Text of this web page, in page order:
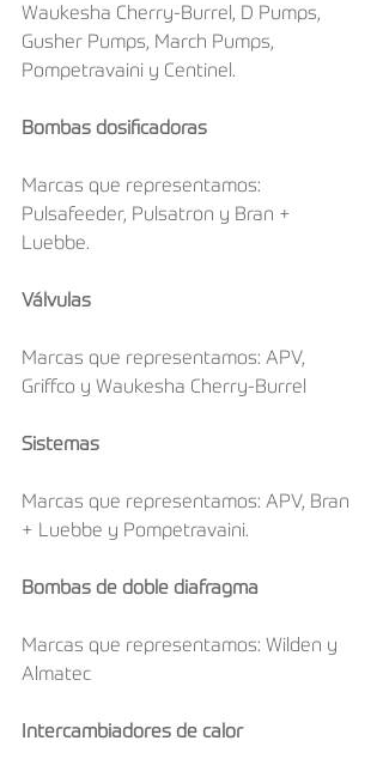
Waukesha Cherry-Burrel, D Pumps,
Gusher Pumps, March Pumps,
Pompetravaini y Centinel.
Bombas dosificadoras
Marcas que representamos:
Pulsafeeder, Pulsatron y Bran +
Luebbe.
Válvulas
Marcas que representamos: APV,
Griffco y Waukesha Cherry-Burrel
Sistemas
Marcas que representamos: APV, Bran
+ Luebbe y Pompetravaini.
Bombas de doble diafragma
Marcas que representamos: Wilden y
Almatec
Intercambiadores de calor